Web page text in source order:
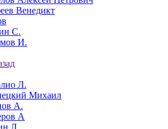
Венедикт
С.
И.
Л.
Михаил
А.
А
Л.